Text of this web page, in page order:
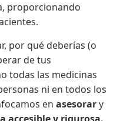
proporcionando
por qué deberías (o
de tus
todas las medicinas
ni en todos los
enasesorary